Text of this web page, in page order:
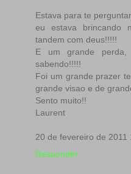
Estava para te
eu estava brincando
tandem com deus!!!!!
E um grande
sabendo!!!!!
Foi um grande prazer
grande visao e de
Sento muito!!
Laurent
20 de fevereiro de 2011
Responder